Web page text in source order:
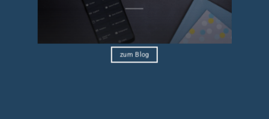
zum Blog